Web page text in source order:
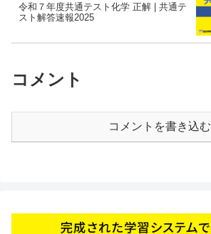
令和７年度共通テスト化学 正解 | 共通テ
スト解答速報2025
コメント
コメントを書き込む